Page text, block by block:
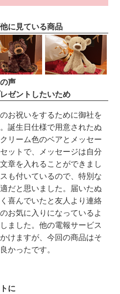
に見ている商品
声
ゼントしたいため
お祝いをするために御社を
誕生日仕様で用意されたぬ
リーム色のベアとメッセー
ットで、メッセージは自分
章を入れることができまし
も付いているので、特別な
だと思いました。届いたぬ
喜んでいたと友人より連絡
お気に入りになっているよ
ました。他の電報サービス
けますが、今回の商品はそ
かったです。
に